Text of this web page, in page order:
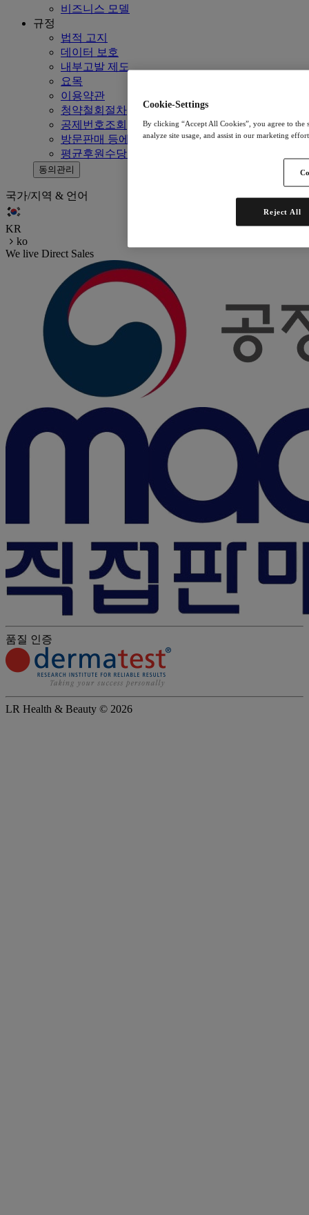
비즈니스 모델
규정
법적 고지
데이터 보호
내부고발 제도
요목
이용약관
청약철회절차
공제번호조회
방문판매 등에 관한 법률
평균후원수당공지
동의관리
국가/지역 & 언어
KR
ko
We live Direct Sales
품질 인증
LR Health & Beauty © 2026
Cookie-Settings
By clicking “Accept All Cookies”, you agree to
analyze site usage, and assist in our marketing
Reject All